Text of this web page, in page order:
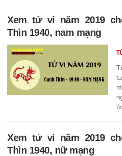
Xem tử vi năm 2019
Thìn 1940, nam mạng
Xem tử vi năm 2019
Thìn 1940, nữ mạng